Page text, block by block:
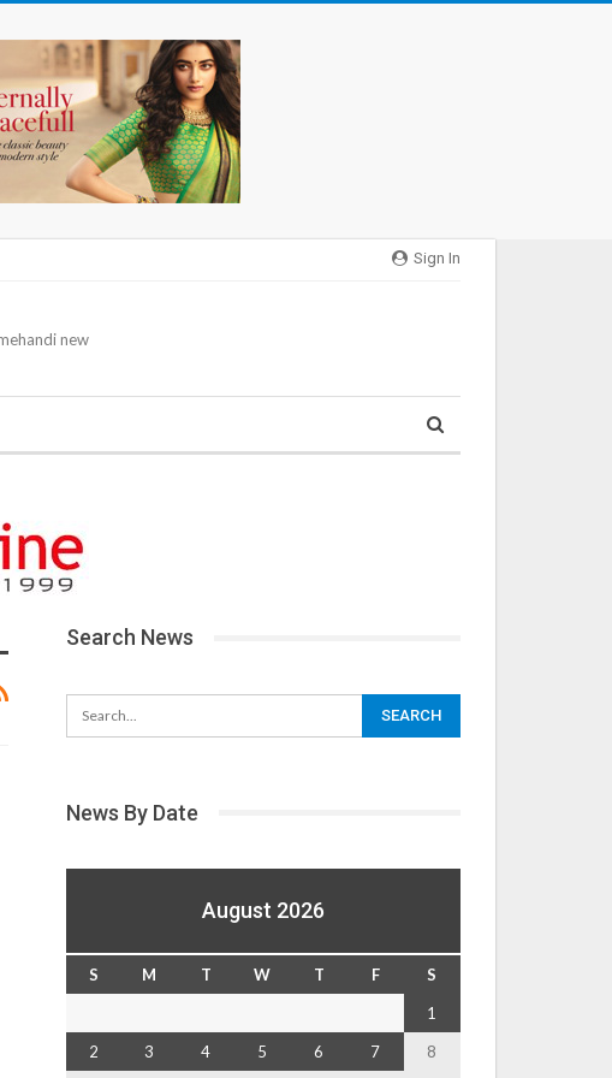
Sign In
Search News
News By Date
August 2026
S M T W T F
S
1
2
3 4 5 6 7 8